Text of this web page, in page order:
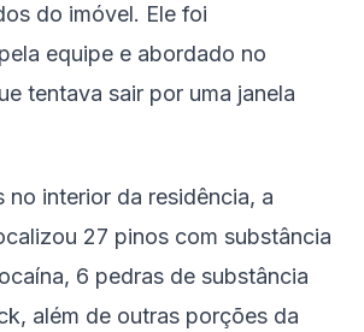
do imóvel. Ele foi
equipe e abordado no
tentava sair por uma janela
no interior da residência, a
27 pinos com substância
6 pedras de substância
além de outras porções da